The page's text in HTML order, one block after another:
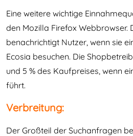
Eine weitere wichtige
den Mozilla Firefox Webbrowser.
benachrichtigt Nutzer, wenn sie
Ecosia besuchen. Die
und 5 % des Kaufpreises, wenn
führt.
Verbreitung:
Der Großteil der Suchanfragen